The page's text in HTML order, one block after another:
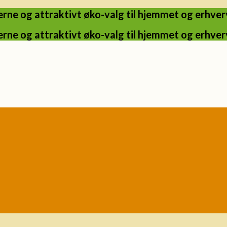
og attraktivt øko-valg til hjemmet og
og attraktivt øko-valg til hjemmet og